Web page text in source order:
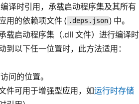
译时引用，承载启动程序集及其所有
用的依赖项文件 ( .deps.json) 中。
载启动程序集（.dll 文件）进行编译时
到以下任一位置时，此方法适用：
问的位置。
件可用于增强型应用，如运行时存储